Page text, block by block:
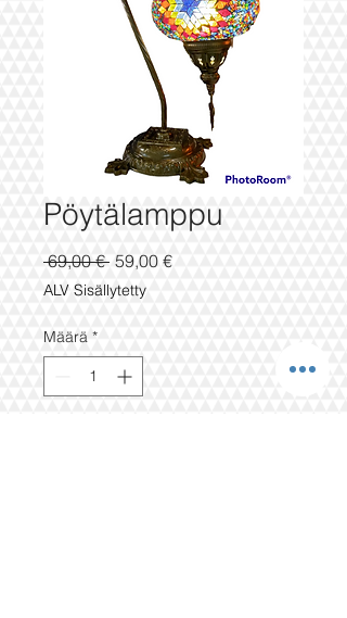
Pöytälamppu
69,00 € Normaali
hinta
59,00 €Alehinta
ALV Sisällytetty
Määrä *